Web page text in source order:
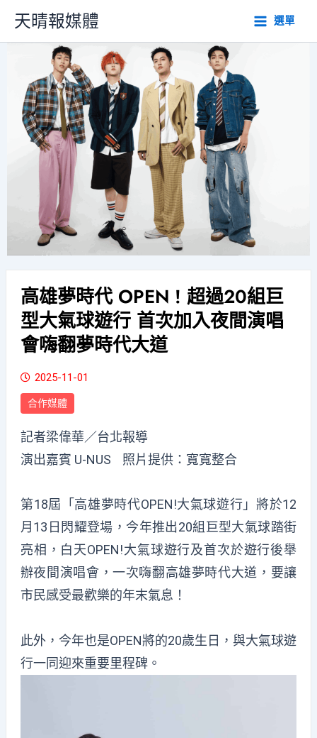
主
天晴報媒體 選單
高雄夢時代 OPEN ! 超過20組巨
型大氣球遊行 首次加入夜間演唱
會嗨翻夢時代大道
2025-11-01
合作媒體
記者梁偉華／台北報導
演出嘉賓 U-NUS 照片提供：寬寬整合
第18屆「高雄夢時代OPEN!大氣球遊行」將於12
月13日閃耀登場，今年推出20組巨型大氣球踏街
亮相，白天OPEN!大氣球遊行及首次於遊行後舉
辦夜間演唱會，一次嗨翻高雄夢時代大道，要讓
市民感受最歡樂的年末氣息！
此外，今年也是OPEN將的20歲生日，與大氣球遊
行一同迎來重要里程碑。